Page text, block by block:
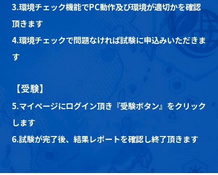
3.環境チェック機能でPC動作及び環境が適切かを確認
頂きます
4.環境チェックで問題なければ試験に申込みいただきま
す
【受験】
5.マイページにログイン頂き『受験ボタン』をクリック
します
6.試験が完了後、結果レポートを確認し終了頂きます